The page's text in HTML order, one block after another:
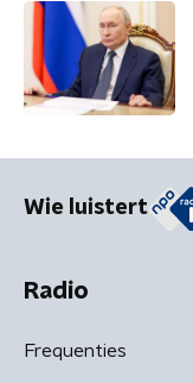
Wie luistert
Radio
Frequenties